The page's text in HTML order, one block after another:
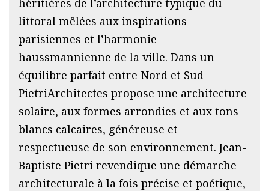
littoral mêlées aux inspirations
parisiennes et l’harmonie
haussmannienne de la ville. Dans un
équilibre parfait entre Nord et Sud
PietriArchitectes propose une architecture
solaire, aux formes arrondies et aux tons
blancs calcaires, généreuse et
respectueuse de son environnement. Jean-
Baptiste Pietri revendique une démarche
architecturale à la fois précise et poétique,